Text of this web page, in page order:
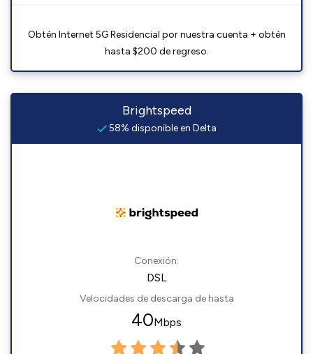
Obtén Internet 5G Residencial por nuestra cuenta + obtén
hasta $200 de regreso.
Brightspeed
58% disponible en Delta
Conexión:
DSL
Velocidades de descarga de hasta
40Mbps